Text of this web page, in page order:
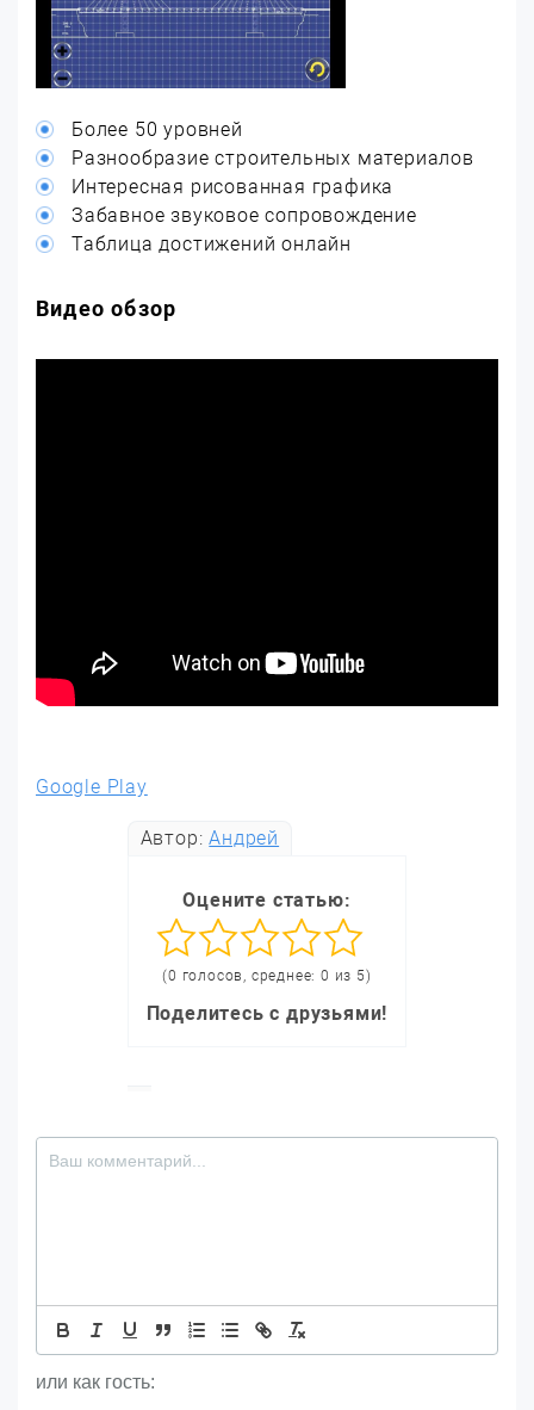
Более 50 уровней
Разнообразие строительных материалов
Интересная рисованная графика
Забавное звуковое сопровождение
Таблица достижений онлайн
Видео обзор
Google Play
Автор:Андрей
Оцените статью:
(0 голосов, среднее: 0 из 5)
Поделитесь с друзьями!
или как гость: